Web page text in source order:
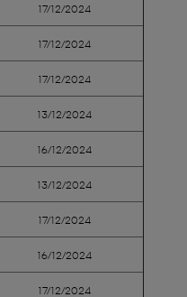
17/12/2024
17/12/2024
17/12/2024
13/12/2024
16/12/2024
13/12/2024
17/12/2024
16/12/2024
17/12/2024